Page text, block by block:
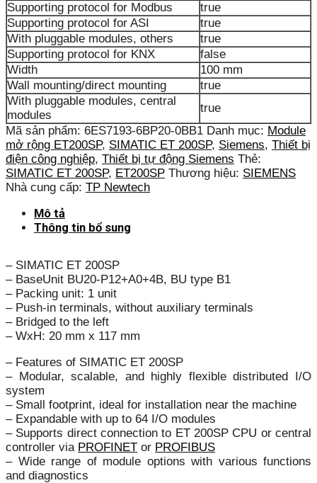
Supporting protocol for Modbus
true
Supporting protocol for ASI
true
With pluggable modules, others
true
Supporting protocol for KNX
false
Width
100 mm
Wall mounting/direct mounting
true
With pluggable modules, central
modules
true
Mã sản phẩm: 6ES7193-6BP20-0BB1 Danh mục: Module
mở rộng ET200SP, SIMATIC ET 200SP, Siemens, Thiết bị
điện công nghiệp, Thiết bị tự động Siemens Thẻ:
SIMATIC ET 200SP, ET200SP Thương hiệu: SIEMENS
Nhà cung cấp: TP Newtech
Mô tả
Thông tin bổ sung
– SIMATIC ET 200SP
– BaseUnit BU20-P12+A0+4B, BU type B1
– Packing unit: 1 unit
– Push-in terminals, without auxiliary terminals
– Bridged to the left
– WxH: 20 mm x 117 mm
– Features of SIMATIC ET 200SP
– Modular, scalable, and highly flexible distributed I/O
system
– Small footprint, ideal for installation near the machine
– Expandable with up to 64 I/O modules
– Supports direct connection to ET 200SP CPU or central
controller via PROFINET or PROFIBUS
– Wide range of module options with various functions
and diagnostics